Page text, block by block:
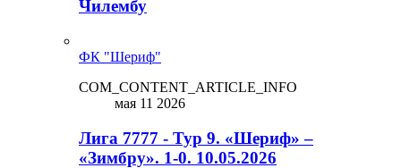
Чилембу
ФК "Шериф"
COM_CONTENT_ARTICLE_INFO
мая 11 2026
Лига 7777 - Тур 9. «Шериф» –
«Зимбру». 1-0. 10.05.2026